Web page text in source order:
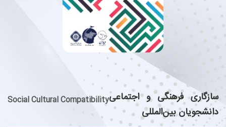
Social Cultural Compatibilityسازگاری فرهنگی و اجتماعی
دانشجویان بین‌المللی